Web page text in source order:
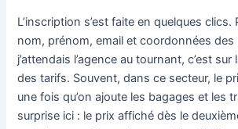
L’inscription s’est faite en quelques clics.
nom, prénom, email et coordonnées des
j’attendais l’agence au tournant, c’est
des tarifs. Souvent, dans ce secteur, le
une fois qu’on ajoute les bagages et les
surprise ici : le prix affiché dès le